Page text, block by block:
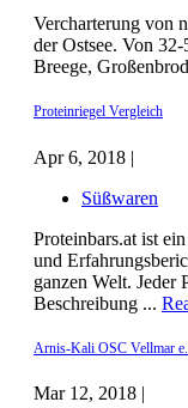
Vercharterung von
der Ostsee. Von
Breege,
Proteinriegel Vergleich
Apr 6, 2018 |
Süßwaren
Proteinbars.at ist
und
ganzen Welt. Jeder
Beschreibung ...
Arnis-Kali OSC Vellmar
Mar 12, 2018 |